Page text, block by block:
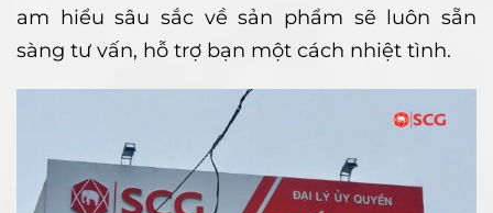
am hiểu sâu sắc về sản phẩm sẽ luôn sẵn
sàng tư vấn, hỗ trợ bạn một cách nhiệt tình.